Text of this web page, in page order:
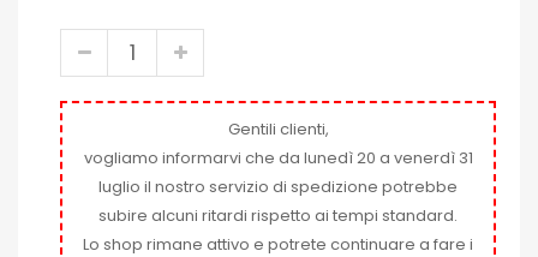
Gentili clienti,
vogliamo informarvi che da lunedì 20 a venerdì 31
luglio il nostro servizio di spedizione potrebbe
subire alcuni ritardi rispetto ai tempi standard.
Lo shop rimane attivo e potrete continuare a fare i